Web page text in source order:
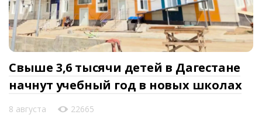
Свыше 3,6 тысячи детей в Дагестане
начнут учебный год в новых школах
8 августа 22665